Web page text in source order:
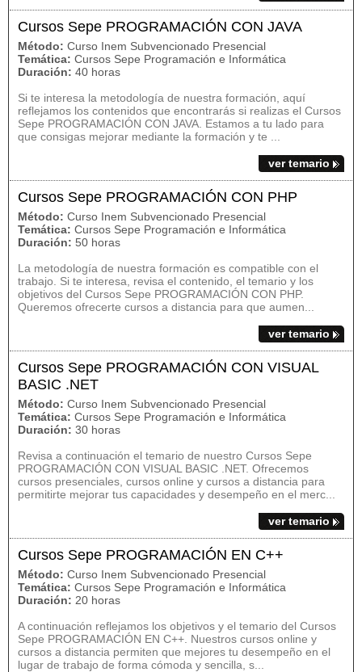
Cursos Sepe PROGRAMACIÓN CON JAVA
Método: Curso Inem Subvencionado Presencial
Temática: Cursos Sepe Programación e Informática
Duración: 40 horas
Si te interesa la metodología de nuestra formación, aquí
reflejamos los contenidos que encontrarás si realizas el Cursos
Sepe PROGRAMACIÓN CON JAVA. Estamos a tu lado para
que consigas mejorar mediante la formación y te ...
ver temario
Cursos Sepe PROGRAMACIÓN CON PHP
Método: Curso Inem Subvencionado Presencial
Temática: Cursos Sepe Programación e Informática
Duración: 50 horas
La metodología de nuestra formación es compatible con el
trabajo. Si te interesa, revisa el contenido, el temario y los
objetivos del Cursos Sepe PROGRAMACIÓN CON PHP.
Queremos ofrecerte cursos a distancia para que aumen...
ver temario
Cursos Sepe PROGRAMACIÓN CON VISUAL
BASIC .NET
Método: Curso Inem Subvencionado Presencial
Temática: Cursos Sepe Programación e Informática
Duración: 30 horas
Revisa a continuación el temario de nuestro Cursos Sepe
PROGRAMACIÓN CON VISUAL BASIC .NET. Ofrecemos
cursos presenciales, cursos online y cursos a distancia para
permitirte mejorar tus capacidades y desempeño en el merc...
ver temario
Cursos Sepe PROGRAMACIÓN EN C++
Método: Curso Inem Subvencionado Presencial
Temática: Cursos Sepe Programación e Informática
Duración: 20 horas
A continuación reflejamos los objetivos y el temario del Cursos
Sepe PROGRAMACIÓN EN C++. Nuestros cursos online y
cursos a distancia permiten que mejores tu desempeño en el
lugar de trabajo de forma cómoda y sencilla, s...